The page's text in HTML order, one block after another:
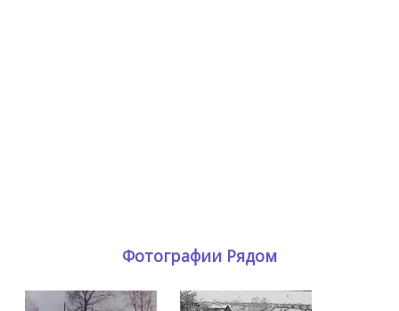
Фотографии Рядом